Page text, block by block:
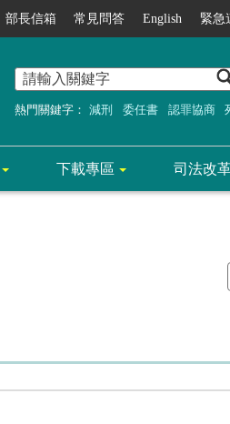
部長信箱 常見問答 English 緊急
熱門關鍵字： 減刑 委任書 認罪協商
下載專區 司法改